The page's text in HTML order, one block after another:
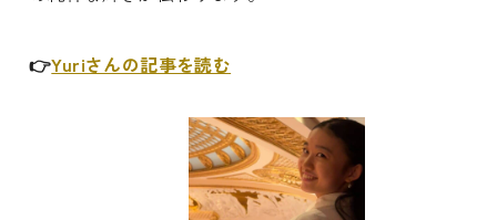
👉Yuriさんの記事を読む